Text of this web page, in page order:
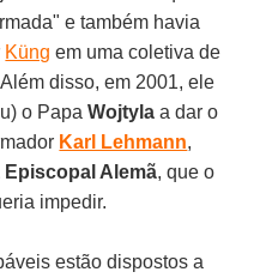
e também havia
Küng em uma coletiva de
Além disso, em 2001, ele
o PapaWojtylaa dar o
Karl Lehmann,
Alemã, que o
impedir.
estão dispostos a